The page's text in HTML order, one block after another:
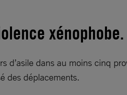
xénophobe.
d’asile dans au moins cinq
des déplacements.